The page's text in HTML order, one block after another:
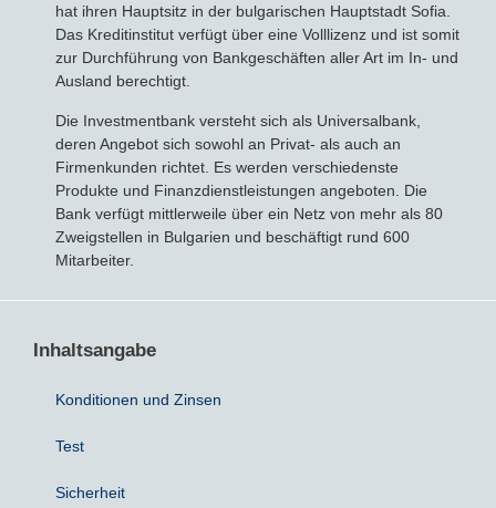
Fremdwährungskonto
P2P-Kredite
Bausparvertrag
hat ihren Hauptsitz in der bulgarischen Hauptstadt Sofia.
Das Kreditinstitut verfügt über eine Volllizenz und ist somit
zur Durchführung von Bankgeschäften aller Art im In- und
Ausland berechtigt.
Die Investmentbank versteht sich als Universalbank,
deren Angebot sich sowohl an Privat- als auch an
Firmenkunden richtet. Es werden verschiedenste
Produkte und Finanzdienstleistungen angeboten. Die
Bank verfügt mittlerweile über ein Netz von mehr als 80
Zweigstellen in Bulgarien und beschäftigt rund 600
Mitarbeiter.
Inhaltsangabe
Konditionen und Zinsen
Test
Sicherheit